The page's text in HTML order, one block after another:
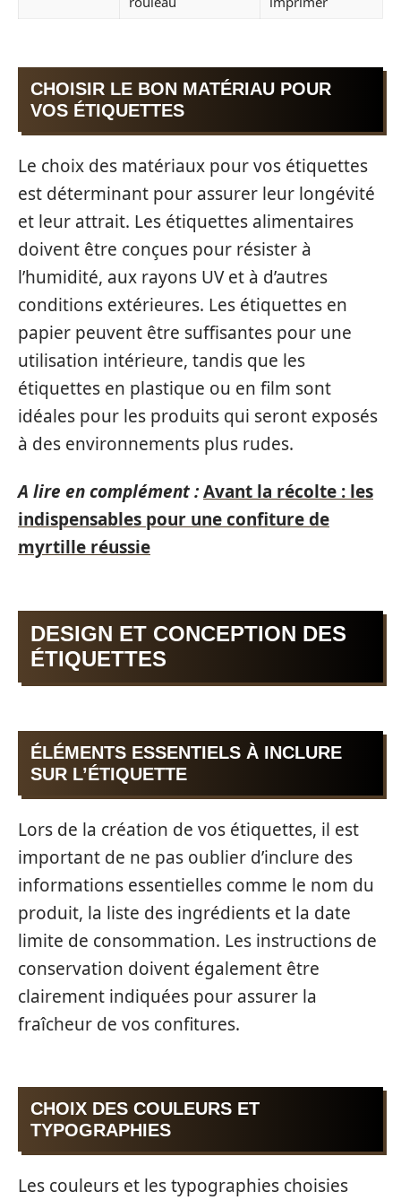
CHOISIR LE BON MATÉRIAU POUR
VOS ÉTIQUETTES
Le choix des matériaux pour vos étiquettes
est déterminant pour assurer leur longévité
et leur attrait. Les étiquettes alimentaires
doivent être conçues pour résister à
l’humidité, aux rayons UV et à d’autres
conditions extérieures. Les étiquettes en
papier peuvent être suffisantes pour une
utilisation intérieure, tandis que les
étiquettes en plastique ou en film sont
idéales pour les produits qui seront exposés
à des environnements plus rudes.
A lire en complément :Avant la récolte : les
indispensables pour une confiture de
myrtille réussie
DESIGN ET CONCEPTION DES
ÉTIQUETTES
ÉLÉMENTS ESSENTIELS À INCLURE
SUR L’ÉTIQUETTE
Lors de la création de vos étiquettes, il est
important de ne pas oublier d’inclure des
informations essentielles comme le nom du
produit, la liste des ingrédients et la date
limite de consommation. Les instructions de
conservation doivent également être
clairement indiquées pour assurer la
fraîcheur de vos confitures.
CHOIX DES COULEURS ET
TYPOGRAPHIES
Les couleurs et les typographies choisies